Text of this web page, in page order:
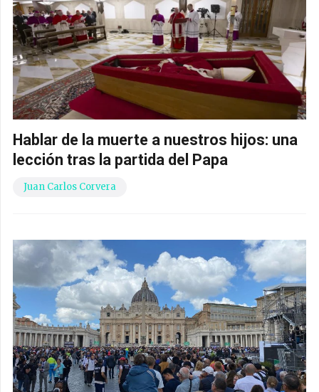
Hablar de la muerte a nuestros hijos: una
lección tras la partida del Papa
Juan Carlos Corvera